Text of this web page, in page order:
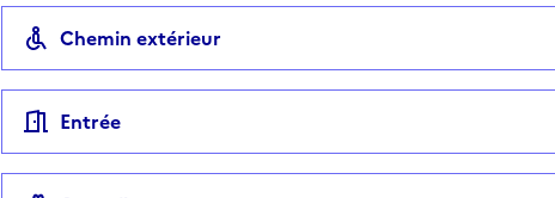
Chemin extérieur
Entrée